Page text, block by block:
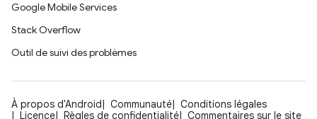
Google Mobile Services
Stack Overflow
Outil de suivi des problèmes
À propos d'Android Communauté
Conditions légales
Licence
Règles de confidentialité Commentaires sur le site